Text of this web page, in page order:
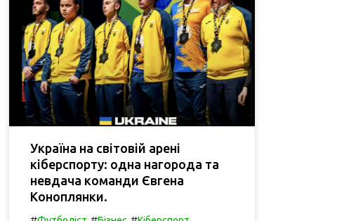
Україна на світовій арені
кіберспорту: одна нагорода та
невдача команди Євгена
Коноплянки.